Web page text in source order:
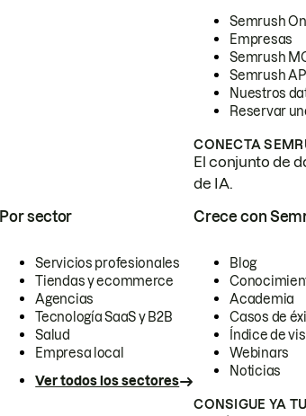
Semrush
Empresas
Semrush
Semrush API
Nuestros
Reservar
CONECTA
El conjunto de
de IA.
Por sector
Servicios profesionales
Tiendas y ecommerce
Agencias
Tecnología SaaS y B2B
Salud
Empresa local
Ver todos los sectores
Crece con
Blog
Academia
Casos de
Índice de
Webinars
Noticias
CONSIGUE YA